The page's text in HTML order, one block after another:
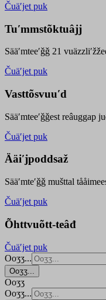
Čuäʹjet puk
Tuʹmmstõktuâjj
Sääʹmteeʹǧǧ 21
Čuäʹjet puk
Vasttõsvuuʹd
Sääʹmteeʹǧǧest reâuggap
Čuäʹjet puk
Ääiʹjpoddsaž
Sääʹmteʹǧǧ mušttal
Čuäʹjet puk
Õhttvuõtt-teâđ
Čuäʹjet puk
Ooʒʒ...
Ooʒʒ...
Ooʒʒ
Ooʒʒ...